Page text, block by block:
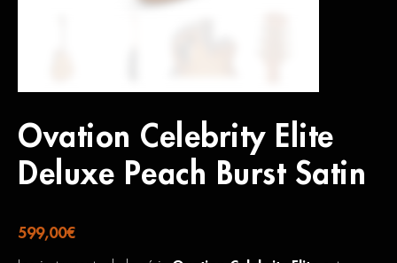
Ovation Celebrity Elite
Deluxe Peach Burst Satin
599,00€